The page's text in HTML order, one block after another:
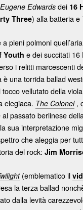
Edwardsdei 16
Three) alla batteria e
pieni polmoni
Youth e dei succitati 16
i relitti marcescenti
una torrida ballad
vellutato della
elegiaca. The Colonel,
passato berlinese
sua interpretazione
che aleggia per
del rock: Jim
(emblematico il
la terza ballad
dalla levità